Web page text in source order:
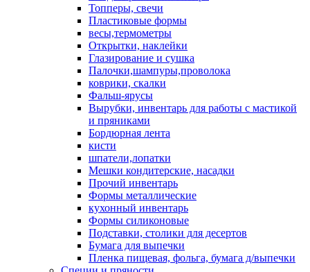
Топперы, свечи
Пластиковые формы
весы,термометры
Открытки, наклейки
Глазирование и сушка
Палочки,шампуры,проволока
коврики, скалки
Фальш-ярусы
Вырубки, инвентарь для работы с мастикой
и пряниками
Бордюрная лента
кисти
шпатели,лопатки
Мешки кондитерские, насадки
Прочий инвентарь
Формы металлические
кухонный инвентарь
Формы силиконовые
Подставки, столики для десертов
Бумага для выпечки
Пленка пищевая, фольга, бумага д/выпечки